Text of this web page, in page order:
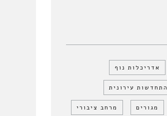
אדריכלות נוף
התחדשות עירונית
מגורים מרחב ציבורי